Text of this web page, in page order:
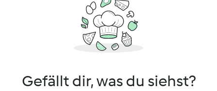
Gefällt dir, was du siehst?